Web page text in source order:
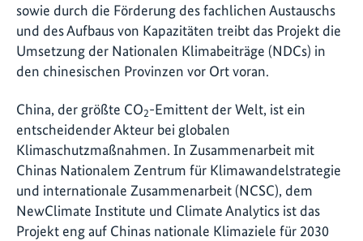
sowie durch die Förderung des fachlichen Austauschs
und des Aufbaus von Kapazitäten treibt das Projekt die
Umsetzung der Nationalen Klimabeiträge (NDCs) in
den chinesischen Provinzen vor Ort voran.
China, der größte CO2-Emittent der Welt, ist ein
entscheidender Akteur bei globalen
Klimaschutzmaßnahmen. In Zusammenarbeit mit
Chinas Nationalem Zentrum für Klimawandelstrategie
und internationale Zusammenarbeit (NCSC), dem
NewClimate Institute und Climate Analytics ist das
Projekt eng auf Chinas nationale Klimaziele für 2030